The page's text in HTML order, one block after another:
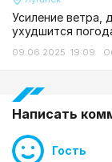
Усиление ветра,
ухудшится
09.06.2025 19:09
Написать
Гость